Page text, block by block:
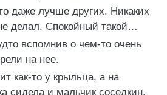
даже лучше других. Никаких
делал. Спокойный такой…
вспомнив о чем-то очень
на нее.
как-то у крыльца, а на
сидела и мальчик соседкин,